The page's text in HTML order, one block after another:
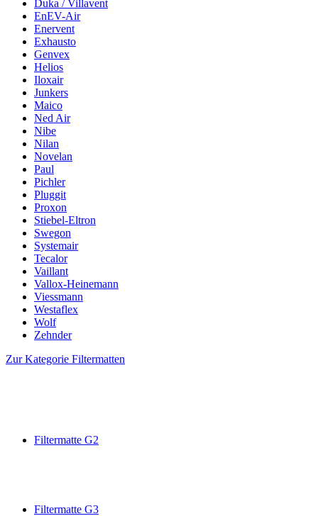
Duka / Villavent
EnEV-Air
Enervent
Exhausto
Genvex
Helios
Iloxair
Junkers
Maico
Ned Air
Nibe
Nilan
Novelan
Paul
Pichler
Pluggit
Proxon
Stiebel-Eltron
Swegon
Systemair
Tecalor
Vaillant
Vallox-Heinemann
Viessmann
Westaflex
Wolf
Zehnder
Zur Kategorie Filtermatten
Filtermatte G2
Filtermatte G3